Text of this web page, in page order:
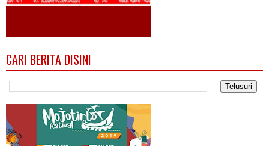
CARI BERITA DISINI